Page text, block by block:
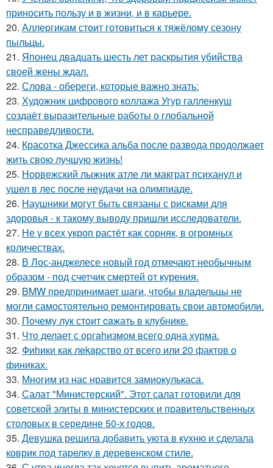
приносить пользу и в жизни, и в карьере.
20. Аллергикам стоит готовиться к тяжёлому сезону
пыльцы.
21. Японец двадцать шесть лет раскрытия убийства
своей жены ждал.
22. Слова - обереги, которые важно знать:
23. Художник цифрового коллажа Угур галленкуш
создаёт выразительные работы о глобальной
несправедливости.
24. Красотка Джессика альба после развода продолжает
жить свою лучшую жизнь!
25. Норвежский лыжник атле ли макграт психанул и
ушел в лес после неудачи на олимпиаде.
26. Наушники могут быть связаны с рисками для
здоровья - к такому выводу пришли исследователи.
27. Не у всех укроп растёт как сорняк, в огромных
количествах.
28. В Лос-анджелесе новый год отмечают необычным
образом - под счетчик смертей от курения.
29. BMW предпринимает шаги, чтобы владельцы не
могли самостоятельно ремонтировать свои автомобили.
30. Пoчему лук стoит caжать в клyбнике.
31. Чтo делает с оргahизмом всего одна хурма.
32. Фиhики как лekapство от всего или 20 фактов о
финиках.
33. Многим из нас нравится замиокулькаса.
34. Салат "Министерский". Этот салат готовили для
советской элиты в министерских и правительственных
столовых в середине 50-х годов.
35. Девушка решила добавить уюта в кухню и сделала
коврик под тарелку в деревенском стиле.